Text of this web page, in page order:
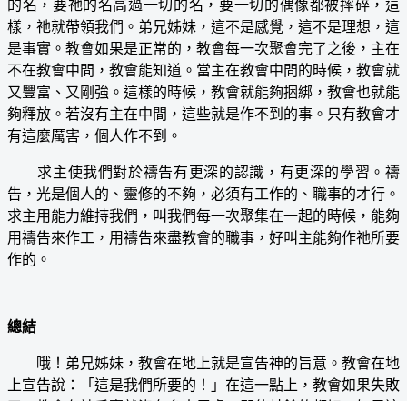
的名，要祂的名高過一切的名，要一切的偶像都被摔碎，這
樣，祂就帶領我們。弟兄姊妹，這不是感覺，這不是理想，這
是事實。教會如果是正常的，教會每一次聚會完了之後，主在
不在教會中間，教會能知道。當主在教會中間的時候，教會就
又豐富、又剛強。這樣的時候，教會就能夠捆綁，教會也就能
夠釋放。若沒有主在中間，這些就是作不到的事。只有教會才
有這麼厲害，個人作不到。
求主使我們對於禱告有更深的認識，有更深的學習。禱
告，光是個人的、靈修的不夠，必須有工作的、職事的才行。
求主用能力維持我們，叫我們每一次聚集在一起的時候，能夠
用禱告來作工，用禱告來盡教會的職事，好叫主能夠作祂所要
作的。
總結
哦！弟兄姊妹，教會在地上就是宣告神的旨意。教會在地
上宣告說：「這是我們所要的！」在這一點上，教會如果失敗